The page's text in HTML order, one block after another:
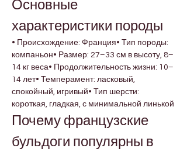
Основные
характеристики породы
• Происхождение: Франция• Тип породы:
компаньон• Размер: 27–33 см в высоту, 8–
14 кг веса• Продолжительность жизни: 10–
14 лет• Темперамент: ласковый,
спокойный, игривый• Тип шерсти:
короткая, гладкая, с минимальной линькой
Почему французские
бульдоги популярны в